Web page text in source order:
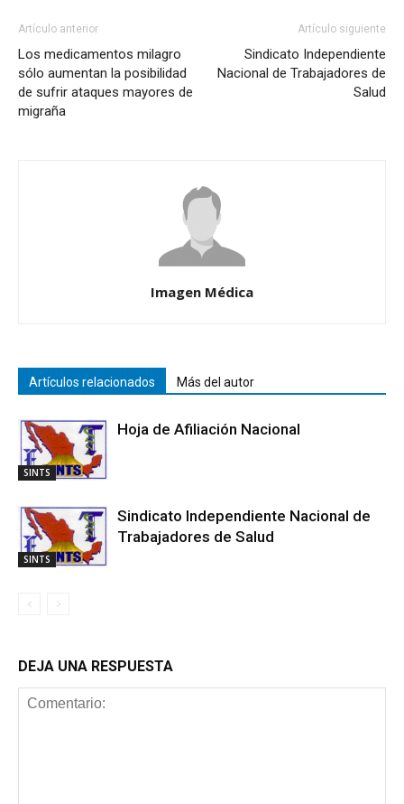
Artículo anterior
Los medicamentos milagro
sólo aumentan la posibilidad
de sufrir ataques mayores de
migraña
Artículo siguiente
Sindicato Independiente
Nacional de Trabajadores de
Salud
Imagen Médica
Artículos relacionados Más del autor
SINTS
Hoja de Afiliación Nacional
SINTS
Sindicato Independiente Nacional de
Trabajadores de Salud
DEJA UNA RESPUESTA